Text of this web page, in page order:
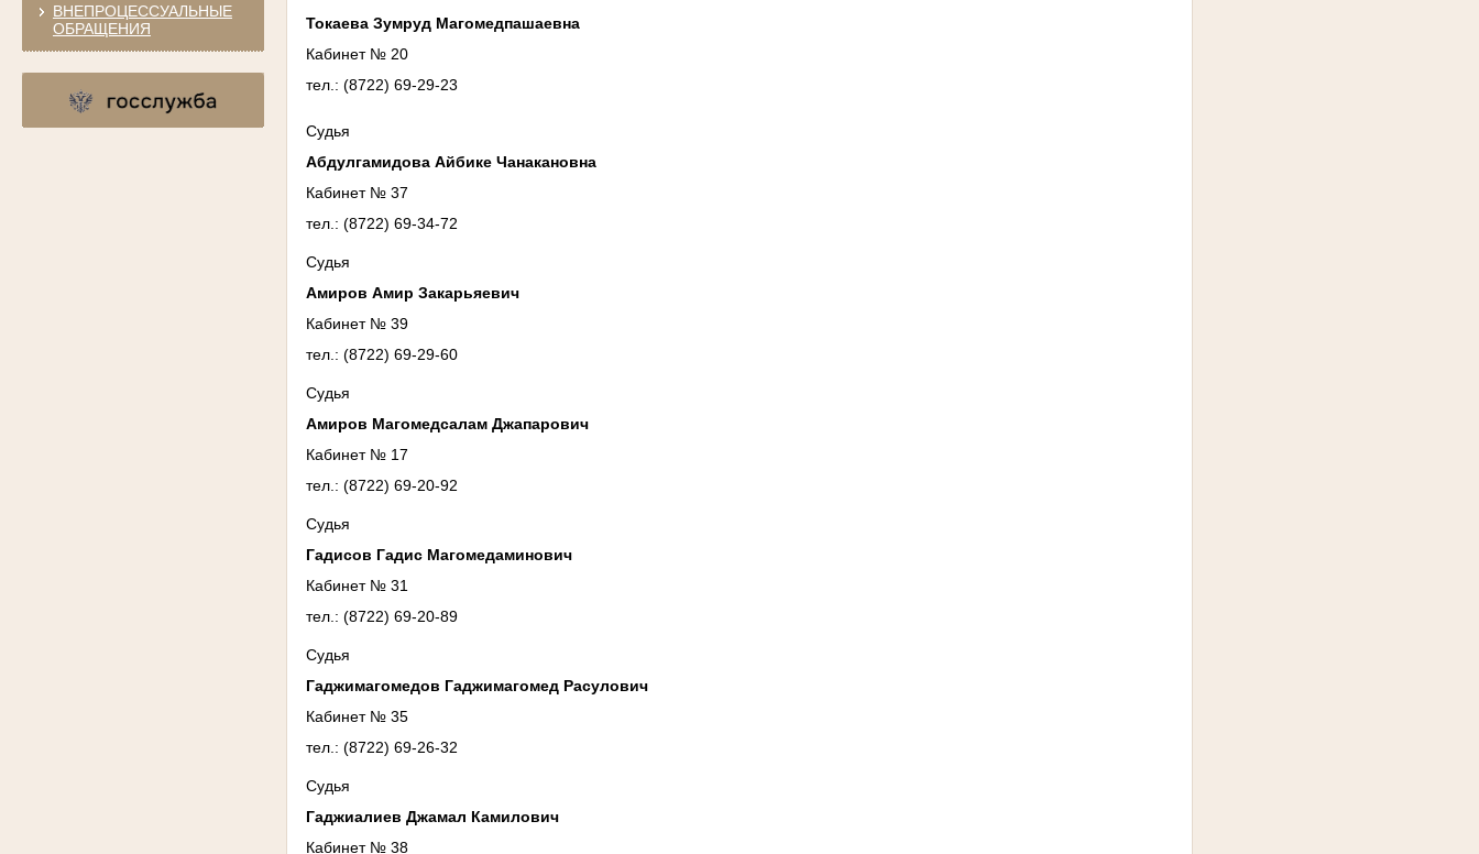
ВНЕПРОЦЕССУАЛЬНЫЕ
ОБРАЩЕНИЯ
Токаева Зумруд Магомедпашаевна
Кабинет № 20
тел.: (8722) 69-29-23
Судья
Абдулгамидова Айбике Чанакановна
Кабинет № 37
тел.: (8722) 69-34-72
Судья
Амиров Амир Закарьяевич
Кабинет № 39
тел.: (8722) 69-29-60
Судья
Амиров Магомедсалам Джапарович
Кабинет № 17
тел.: (8722) 69-20-92
Судья
Гадисов Гадис Магомедаминович
Кабинет № 31
тел.: (8722) 69-20-89
Судья
Гаджимагомедов Гаджимагомед Расулович
Кабинет № 35
тел.: (8722) 69-26-32
Судья
Гаджиалиев Джамал Камилович
Кабинет № 38